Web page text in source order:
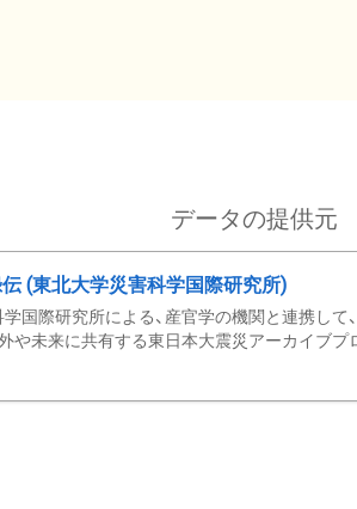
データの提供元
(東北大学災害科学国際研究所)
国際研究所による、産官学の機関と連携して
や未来に共有する東日本大震災アーカイブプ